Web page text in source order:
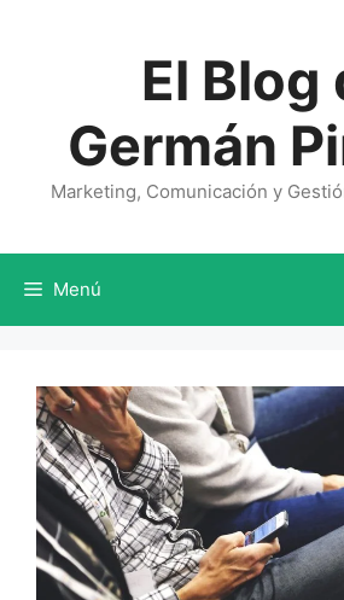
El Blog
Germán
Marketing, Comunicación y
Menú